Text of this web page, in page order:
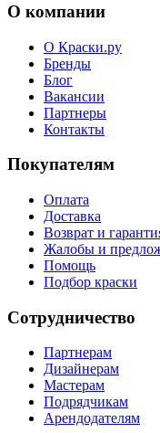
О компании
О Краски.ру
Бренды
Блог
Вакансии
Партнеры
Контакты
Покупателям
Оплата
Доставка
Возврат и
Жалобы и
Помощь
Подбор краски
Сотрудничество
Партнерам
Дизайнерам
Мастерам
Подрядчикам
Арендодателям